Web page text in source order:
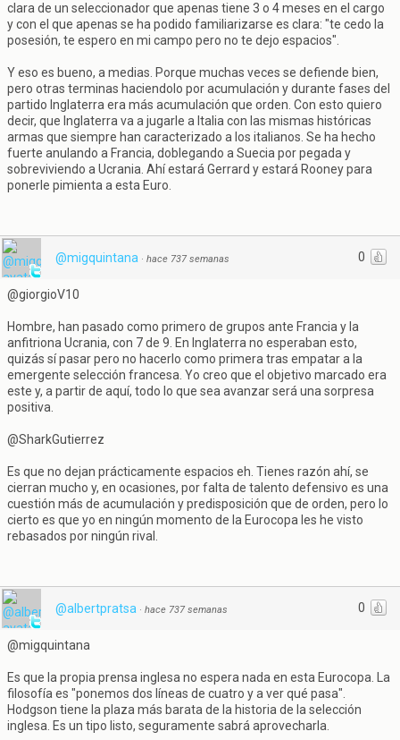
clara de un seleccionador que apenas tiene 3 o 4 meses en el cargo
y con el que apenas se ha podido familiarizarse es clara: "te cedo la
posesión, te espero en mi campo pero no te dejo espacios".
Y eso es bueno, a medias. Porque muchas veces se defiende bien,
pero otras terminas haciendolo por acumulación y durante fases del
partido Inglaterra era más acumulación que orden. Con esto quiero
decir, que Inglaterra va a jugarle a Italia con las mismas históricas
armas que siempre han caracterizado a los italianos. Se ha hecho
fuerte anulando a Francia, doblegando a Suecia por pegada y
sobreviviendo a Ucrania. Ahí estará Gerrard y estará Rooney para
ponerle pimienta a esta Euro.
0
@migquintana · hace 737 semanas
@giorgioV10
Hombre, han pasado como primero de grupos ante Francia y la
anfitriona Ucrania, con 7 de 9. En Inglaterra no esperaban esto,
quizás sí pasar pero no hacerlo como primera tras empatar a la
emergente selección francesa. Yo creo que el objetivo marcado era
este y, a partir de aquí, todo lo que sea avanzar será una sorpresa
positiva.
@SharkGutierrez
Es que no dejan prácticamente espacios eh. Tienes razón ahí, se
cierran mucho y, en ocasiones, por falta de talento defensivo es una
cuestión más de acumulación y predisposición que de orden, pero lo
cierto es que yo en ningún momento de la Eurocopa les he visto
rebasados por ningún rival.
0
@albertpratsa · hace 737 semanas
@migquintana
Es que la propia prensa inglesa no espera nada en esta Eurocopa. La
filosofía es "ponemos dos líneas de cuatro y a ver qué pasa".
Hodgson tiene la plaza más barata de la historia de la selección
inglesa. Es un tipo listo, seguramente sabrá aprovecharla.